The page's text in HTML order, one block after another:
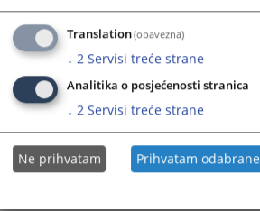
Translation(obavezna)
↓ 2 Servisi treće strane
Analitika o posjećenosti stranica
↓ 2 Servisi treće strane
Ne prihvatam Prihvatam odabrane